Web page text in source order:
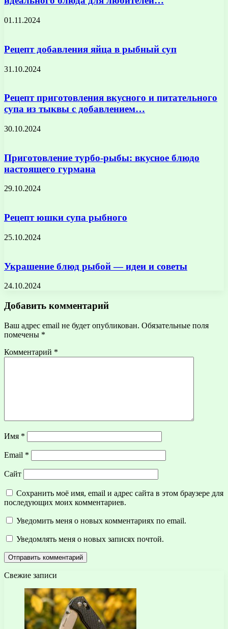
01.11.2024
Рецепт добавления яйца в рыбный суп
31.10.2024
Рецепт приготовления вкусного и питательного
супа из тыквы с добавлением…
30.10.2024
Приготовление турбо-рыбы: вкусное блюдо
настоящего гурмана
29.10.2024
Рецепт юшки супа рыбного
25.10.2024
Украшение блюд рыбой — идеи и советы
24.10.2024
Добавить комментарий
Ваш адрес email не будет опубликован. Обязательные поля
помечены *
Комментарий *
Имя *
Email *
Сайт
Сохранить моё имя, email и адрес сайта в этом браузере для
последующих моих комментариев.
Уведомить меня о новых комментариях по email.
Уведомлять меня о новых записях почтой.
Свежие записи